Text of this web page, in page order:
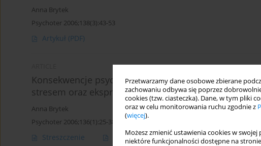
Przetwarzamy dane osobowe zbierane
zachowaniu odbywa się poprzez
cookies (tzw. ciasteczka). Dane, w tym pliki
oraz w celu monitorowania ruchu zgodnie z
(więcej).
Możesz zmienić ustawienia cookies w
niektóre funkcjonalności dostępne na
Anna Brytek
Psychoter 2006;138(3):43-53
Artykuł (PDF)
Konsekwencje psychologiczne anoreksji: poczucie
stresem oraz ekspresja złości
Anna Brytek
Psychoter 2006;136(1):25-38
Streszczenie Artykuł(PDF)